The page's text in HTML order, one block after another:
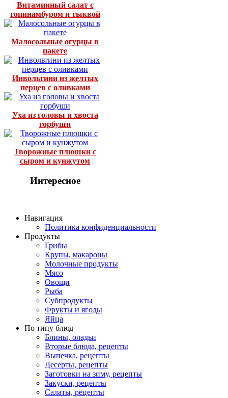
Витаминный салат с
топинамбуром и тыквой
Малосольные огурцы в
пакете
Инвольтини из желтых
перцев с оливками
Уха из головы и хвоста
горбуши
Творожные плюшки с
сыром и кунжутом
Интересное
Навигация
Политика конфиденциальности
Продукты
Грибы
Крупы, макароны
Молочные продукты
Мясо
Овощи
Рыба
Субпродукты
Фрукты и ягоды
Яйца
По типу блюд
Блины, оладьи
Вторые блюда, рецепты
Выпечка, рецепты
Десерты, рецепты
Заготовки на зиму, рецепты
Закуски, рецепты
Салаты, рецепты